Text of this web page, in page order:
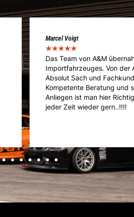
Cédric Kläusler
★★★★★
A&M ist die Adresse
Reparatur- und
ein riesen Knowhow und
Geht nicht gibts nicht bei
Porsche GT3!